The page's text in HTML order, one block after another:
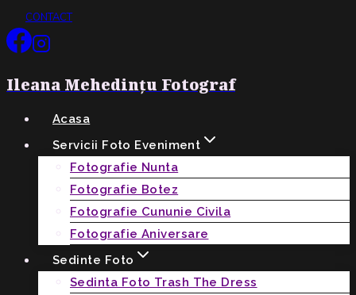
Skip
to
content
CONTACT
Ileana Mehedințu Fotograf
Acasa
Servicii Foto Eveniment
Fotografie Nunta
Fotografie Botez
Fotografie Cununie Civila
Fotografie Aniversare
Sedinte Foto
Sedinta Foto Trash The Dress